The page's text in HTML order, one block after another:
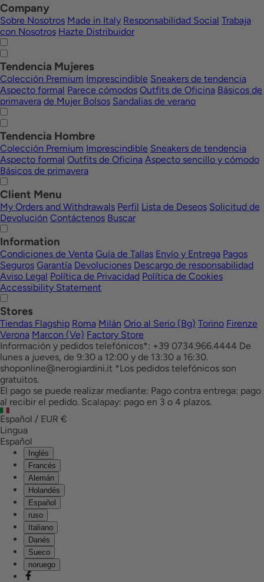
Company
Sobre Nosotros Made in Italy Responsabilidad Social Trabaja
con Nosotros Hazte Distribuidor
Tendencia Mujeres
Colección Premium Imprescindible Sneakers de tendencia
Aspecto formal Parece cómodos Outfits de Oficina Básicos de
primavera de Mujer Bolsos Sandalias de verano
Tendencia Hombre
Colección Premium Imprescindible Sneakers de tendencia
Aspecto formal Outfits de Oficina Aspecto sencillo y cómodo
Básicos de primavera
Client Menu
My Orders and Withdrawals Perfil Lista de Deseos Solicitud de
Devolución Contáctenos Buscar
Information
Condiciones de Venta Guía de Tallas Envío y Entrega Pagos
Seguros Garantía Devoluciones Descargo de responsabilidad
Aviso Legal Política de Privacidad Política de Cookies
Accessibility Statement
Stores
Tiendas Flagship Roma Milán Orio al Serio (Bg) Torino Firenze
Verona Marcon (Ve) Factory Store
Información y pedidos telefónicos*: +39 0734.966.4444 De
lunes a jueves, de 9:30 a 12:00 y de 13:30 a 16:30.
shoponline@nerogiardini.it *Los pedidos telefónicos son
gratuitos.
El pago se puede realizar mediante: Pago contra entrega: pago
al recibir el pedido. Scalapay: pago en 3 o 4 plazos.
Español / EUR €
Lingua
Español
Inglés
Francés
Alemán
Holandés
Español
ruso
Italiano
Danés
Sueco
noruego
facebook